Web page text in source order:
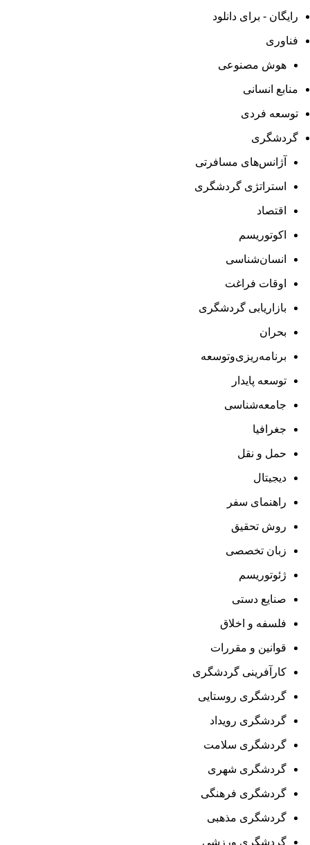
رایگان - برای دانلود
فناوری
هوش مصنوعی
منابع انسانی
توسعه فردی
گردشگری
آژانس‌های مسافرتی
استراتژی گردشگری
اقتصاد
اکوتوریسم
انسان‌شناسی
اوقات فراغت
بازاریابی گردشگری
بحران
برنامه‌ریزی‌وتوسعه
توسعه پایدار
جامعه‌شناسی
جغرافیا
حمل و نقل
دیجیتال
راهنمای سفر
روش تحقیق
زبان تخصصی
ژئوتوریسم
صنایع دستی
فلسفه و اخلاق
قوانین و مقررات
کارآفرینی گردشگری
گردشگری روستایی
گردشگری رویداد
گردشگری سلامت
گردشگری شهری
گردشگری فرهنگی
گردشگری مذهبی
گردشگری ورزشی